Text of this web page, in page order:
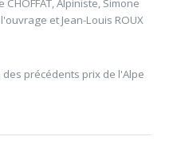
Alpiniste, Simone
et Jean-Louis ROUX
précédents prix de l'Alpe